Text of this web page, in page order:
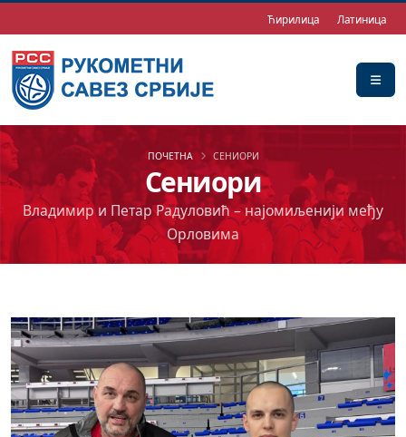
Ћирилица Латиница
Сениори
Владимир и Петар Радуловић – најомиљенији међу
Орловима
ПОЧЕТНА СЕНИОРИ